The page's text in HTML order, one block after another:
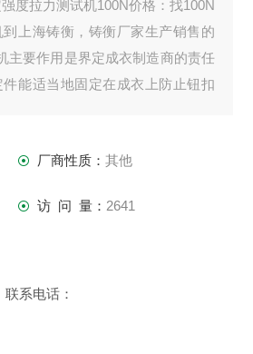
度拉力测试机100N价格：找100N
上海铸衡，铸衡厂家生产销售的
主要作用是界定成衣制造商的责任
能适当地固定在成衣上防止钮扣
厂商性质： 其他
访 问 量： 2641
联系电话：